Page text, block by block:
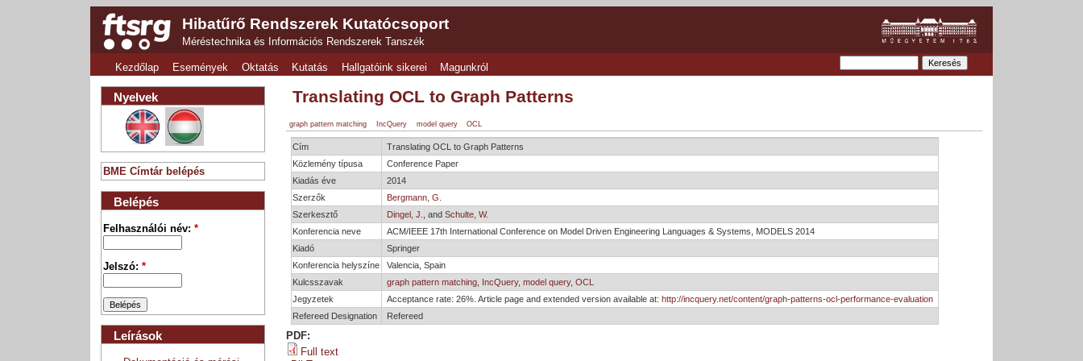
Hibatűrő Rendszerek Kutatócsoport
Méréstechnika és Információs Rendszerek Tanszék
Kezdőlap Események Oktatás Kutatás Hallgatóink sikerei Magunkról
Translating OCL to Graph Patterns
graph pattern matching IncQuery model query OCL
Cím
Translating OCL to Graph Patterns
Közlemény típusa
Conference Paper
Kiadás éve
2014
Szerzők
Bergmann, G.
Szerkesztő
Dingel, J. , and Schulte, W.
Konferencia neve
ACM/IEEE 17th International Conference on Model Driven Engineering Languages & Systems, MODELS 2014
Kiadó
Springer
Konferencia helyszíne
Valencia, Spain
Kulcsszavak
graph pattern matching, IncQuery, model query, OCL
Jegyzetek
Acceptance rate: 26%. Article page and extended version available at: http://incquery.net/content/graph-patterns-ocl-performance-evaluation
Refereed Designation
Refereed
PDF:
Full text
Nyelvek
BME Címtár belépés
Belépés
Felhasználói név:*
Jelszó:*
Leírások